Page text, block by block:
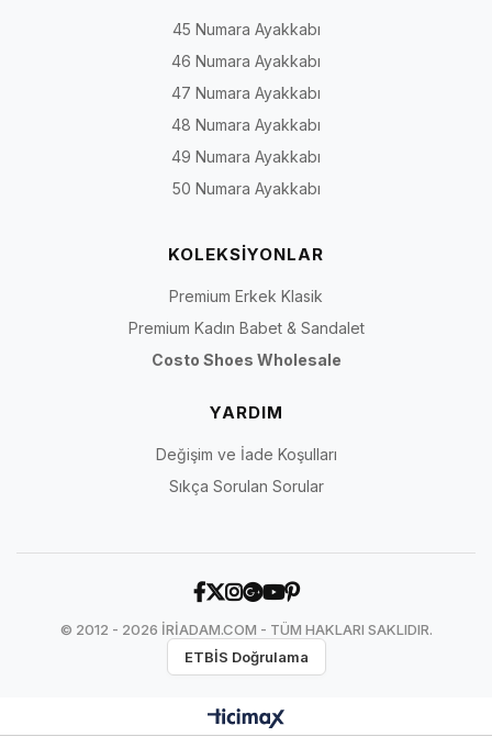
45 Numara Ayakkabı
46 Numara Ayakkabı
47 Numara Ayakkabı
48 Numara Ayakkabı
49 Numara Ayakkabı
50 Numara Ayakkabı
KOLEKSİYONLAR
Premium Erkek Klasik
Premium Kadın Babet & Sandalet
Costo Shoes Wholesale
YARDIM
Değişim ve İade Koşulları
Sıkça Sorulan Sorular
© 2012 - 2026 İRİADAM.COM - TÜM HAKLARI SAKLIDIR.
ETBİS Doğrulama